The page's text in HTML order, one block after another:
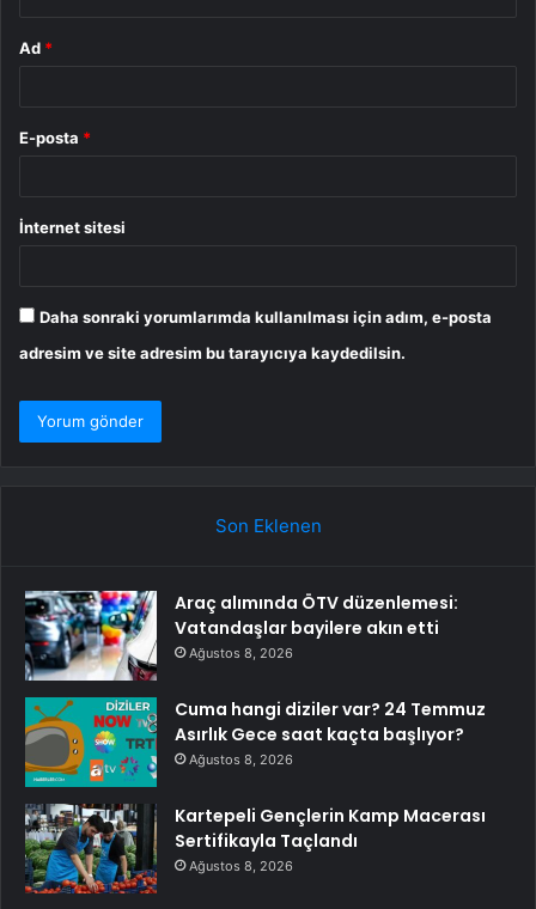
Ad *
E-posta *
İnternet sitesi
Daha sonraki yorumlarımda kullanılması için adım, e-posta
adresim ve site adresim bu tarayıcıya kaydedilsin.
Son Eklenen
Araç alımında ÖTV düzenlemesi:
Vatandaşlar bayilere akın etti
Ağustos 8, 2026
Cuma hangi diziler var? 24 Temmuz
Asırlık Gece saat kaçta başlıyor?
Ağustos 8, 2026
Kartepeli Gençlerin Kamp Macerası
Sertifikayla Taçlandı
Ağustos 8, 2026